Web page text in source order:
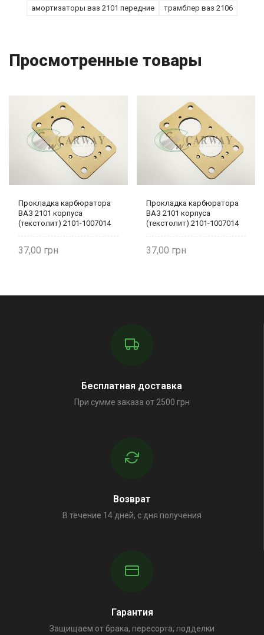
амортизаторы ваз 2101 передние трамблер ваз 2106
Просмотренные товары
Прокладка карбюратора
ВАЗ 2101 корпуса
(текстолит) 2101-1007014
37,00
Прокладка карбюратора
ВАЗ 2101 корпуса
(текстолит) 2101-1007014
37,00
Бесплатная доставка
При сумме заказа от 2500 грн
Возврат
В течение 14 дней, с дня получения
Гарантия
Защищаем от брака, пересорта, подделки